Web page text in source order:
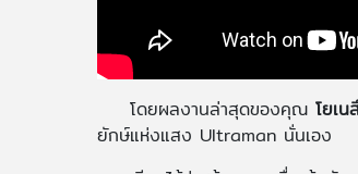
โดยผลงานล่าสุดของคุณ โยเ
ยักษ์แห่งแสง Ultraman นั่นเอง